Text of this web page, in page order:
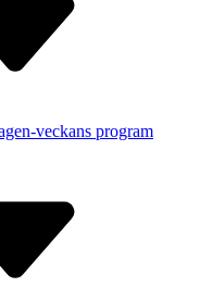
veckans program